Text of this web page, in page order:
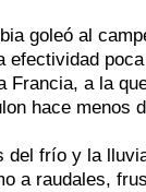
goleó al
efectividad
Francia, a la
hace menos
del frío y la
a raudales,